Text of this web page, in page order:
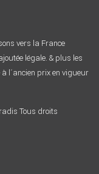
vers la France
légale. & plus les
l´ancien prix en vigueur
Tous droits